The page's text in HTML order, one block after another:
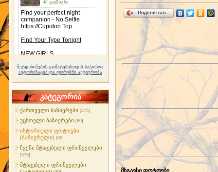
შეტყობინების დამატებისთვის საჭიროა
ავტორიზაცია და ფორუმში აქტიურობა
კატეგორია
ქართველი ბაზიერები [475]
უცხოელი ბაზიერები [89]
ისტორიული ფოტოები
(ბაზიერული) [60]
ჩვენი მტაცებელი ფრინველები
[579]
მტაცებელი ფრინველები
Поделиться…
მსგავსი ფოტოები